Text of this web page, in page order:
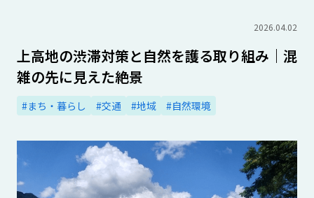
2026.04.02
上高地の渋滞対策と自然を護る取り組み｜混
雑の先に見えた絶景
#まち・暮らし #交通 #地域 #自然環境